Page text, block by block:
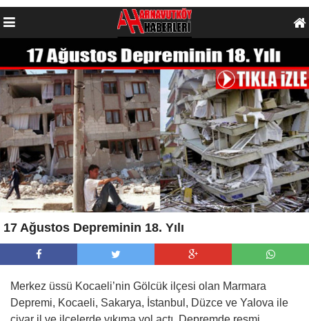
17 Ağustos Depreminin 18. Yılı
Merkez üssü Kocaeli’nin Gölcük ilçesi olan Marmara
Depremi, Kocaeli, Sakarya, İstanbul, Düzce ve Yalova ile